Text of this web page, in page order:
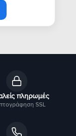
πληρωμές
SSL